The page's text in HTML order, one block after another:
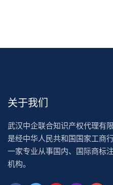
关于我们
武汉中企联合知识产权代理有
是经中华人民共和国国家工商
一家专业从事国内、国际商标
机构。